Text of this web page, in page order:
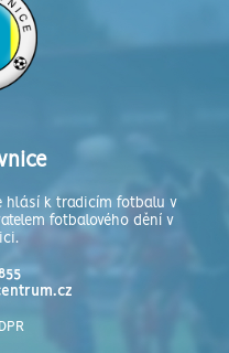
hlásí k tradicím fotbalu v
fotbalového dění v